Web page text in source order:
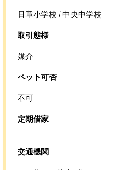
日章小学校 / 中央中学校
取引態様
媒介
ペット可否
不可
定期借家
交通機関